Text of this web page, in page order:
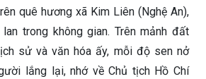
quê hương xã Kim Liên (Nghệ An),
trong không gian. Trên mảnh đất
sử và văn hóa ấy, mỗi độ sen nở
lắng lại, nhớ về Chủ tịch Hồ Chí